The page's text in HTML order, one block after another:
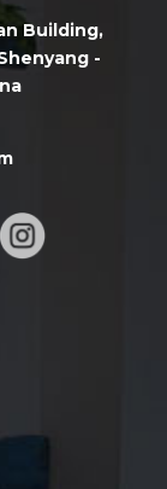
Building,
-